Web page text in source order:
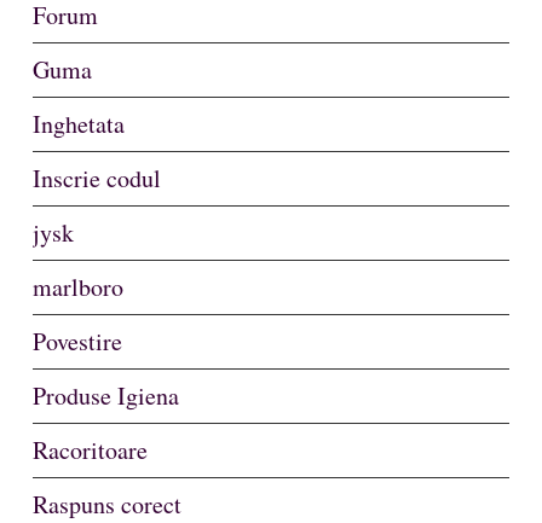
Forum
Guma
Inghetata
Inscrie codul
jysk
marlboro
Povestire
Produse Igiena
Racoritoare
Raspuns corect